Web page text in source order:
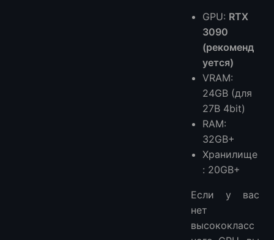
GPU: RTX
3090
(рекоменд
уется)
VRAM:
24GB (для
27B 4bit)
RAM:
32GB+
Хранилище
: 20GB+
Если у вас
нет
высококласс